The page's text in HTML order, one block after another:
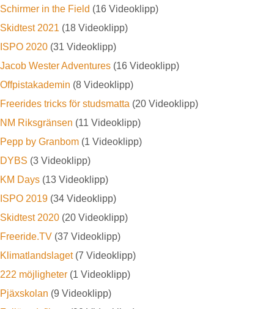
Schirmer in the Field (16 Videoklipp)
Skidtest 2021 (18 Videoklipp)
ISPO 2020 (31 Videoklipp)
Jacob Wester Adventures (16 Videoklipp)
Offpistakademin (8 Videoklipp)
Freerides tricks för studsmatta (20 Videoklipp)
NM Riksgränsen (11 Videoklipp)
Pepp by Granbom (1 Videoklipp)
DYBS (3 Videoklipp)
KM Days (13 Videoklipp)
ISPO 2019 (34 Videoklipp)
Skidtest 2020 (20 Videoklipp)
Freeride.TV (37 Videoklipp)
Klimatlandslaget(7 Videoklipp)
222 möjligheter (1 Videoklipp)
Pjäxskolan (9 Videoklipp)